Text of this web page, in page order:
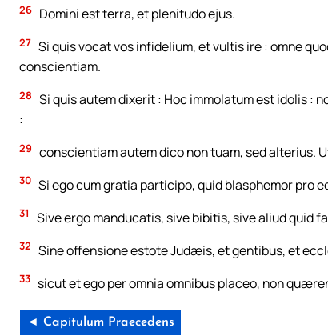
26 Domini est terra, et plenitudo ejus.
27 Si quis vocat vos infidelium, et vultis ire : omne
conscientiam.
28 Si quis autem dixerit : Hoc immolatum est idolis :
:
29 conscientiam autem dico non tuam, sed alterius.
30 Si ego cum gratia participo, quid blasphemor pro
31 Sive ergo manducatis, sive bibitis, sive aliud quid
32 Sine offensione estote Judæis, et gentibus, et
33 sicut et ego per omnia omnibus placeo, non
◄ Capitulum Praecedens